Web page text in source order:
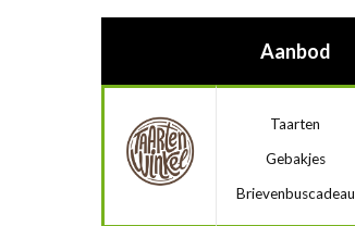
Aanbod
Taarten
Gebakjes
Brievenbuscadeau